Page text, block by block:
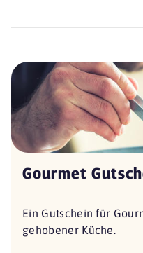
Gourmet
Ein Gutschein für
gehobener Küche.